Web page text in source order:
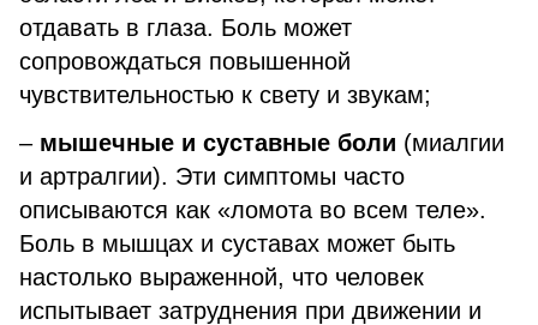
отдавать в глаза. Боль может
сопровождаться повышенной
чувствительностью к свету и звукам;
– мышечные и суставные боли (миалгии
и артралгии). Эти симптомы часто
описываются как «ломота во всем теле».
Боль в мышцах и суставах может быть
настолько выраженной, что человек
испытывает затруднения при движении и